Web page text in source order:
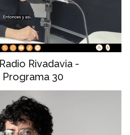
Rivadavia -
30